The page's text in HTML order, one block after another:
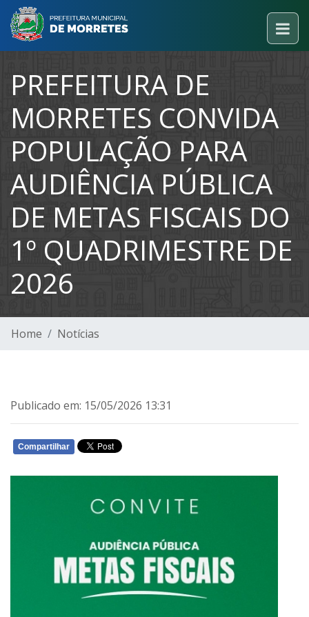
PREFEITURA DE
MORRETES CONVIDA
POPULAÇÃO PARA
AUDIÊNCIA PÚBLICA
DE METAS FISCAIS DO
1º QUADRIMESTRE DE
2026
Home Notícias
Publicado em: 15/05/2026 13:31
Compartilhar